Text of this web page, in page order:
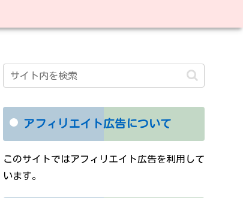
アフィリエイト広告について
このサイトではアフィリエイト広告を利用して
います。